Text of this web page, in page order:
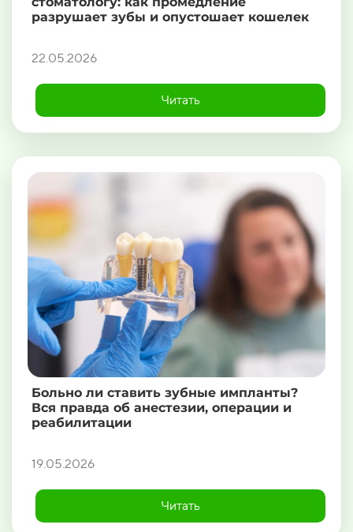
разрушает зубы и опустошает кошелек
22.05.2026
Читать
Больно ли ставить зубные импланты?
Вся правда об анестезии, операции и
реабилитации
19.05.2026
Читать